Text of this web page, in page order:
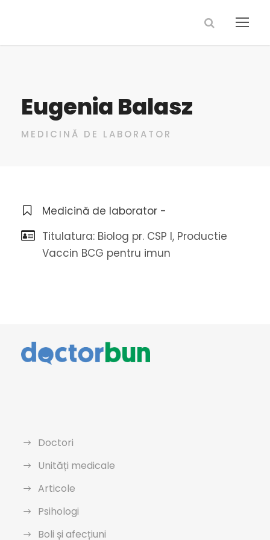
Eugenia Balasz
MEDICINĂ DE LABORATOR
Medicină de laborator -
Titulatura: Biolog pr. CSP I, Productie
Vaccin BCG pentru imun
Doctori
Unități medicale
Articole
Psihologi
Boli și afecțiuni